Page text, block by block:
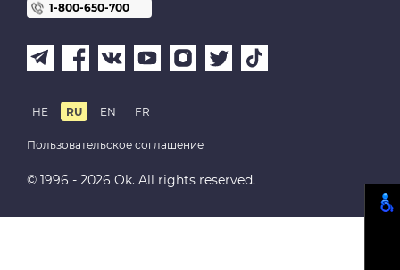
1-800-650-700
© 1996 - 2026 Ok. All rights reserved.
Пользовательское соглашение
HE RU EN FR